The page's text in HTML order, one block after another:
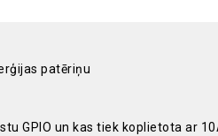
patēriņu
GPIO un kas tiek koplietota ar